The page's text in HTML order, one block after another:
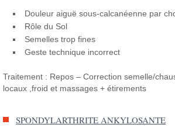
Douleur aiguë sous-calcanéenne par
Rôle du Sol
Semelles trop fines
Geste technique incorrect
Traitement : Repos – Correction semelle/
locaux ,froid et massages + étirements
SPONDYLARTHRITE ANKYLOSANTE